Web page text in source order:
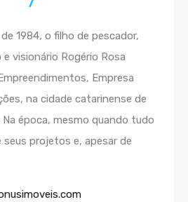
1984, o filho de pescador,
visionário Rogério Rosa
Empresa
na cidade catarinense de
Na época, mesmo quando tudo
seus projetos e, apesar de